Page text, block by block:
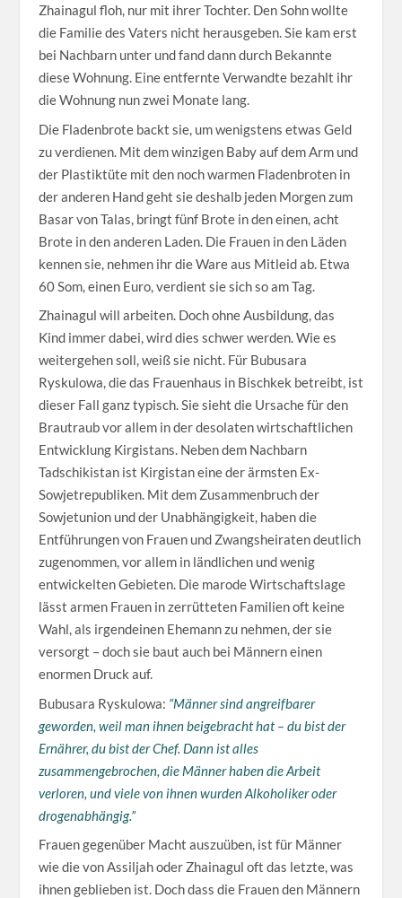
Zhainagul floh, nur mit ihrer Tochter. Den Sohn wollte
die Familie des Vaters nicht herausgeben. Sie kam erst
bei Nachbarn unter und fand dann durch Bekannte
diese Wohnung. Eine entfernte Verwandte bezahlt ihr
die Wohnung nun zwei Monate lang.
Die Fladenbrote backt sie, um wenigstens etwas Geld
zu verdienen. Mit dem winzigen Baby auf dem Arm und
der Plastiktüte mit den noch warmen Fladenbroten in
der anderen Hand geht sie deshalb jeden Morgen zum
Basar von Talas, bringt fünf Brote in den einen, acht
Brote in den anderen Laden. Die Frauen in den Läden
kennen sie, nehmen ihr die Ware aus Mitleid ab. Etwa
60 Som, einen Euro, verdient sie sich so am Tag.
Zhainagul will arbeiten. Doch ohne Ausbildung, das
Kind immer dabei, wird dies schwer werden. Wie es
weitergehen soll, weiß sie nicht. Für Bubusara
Ryskulowa, die das Frauenhaus in Bischkek betreibt, ist
dieser Fall ganz typisch. Sie sieht die Ursache für den
Brautraub vor allem in der desolaten wirtschaftlichen
Entwicklung Kirgistans. Neben dem Nachbarn
Tadschikistan ist Kirgistan eine der ärmsten Ex-
Sowjetrepubliken. Mit dem Zusammenbruch der
Sowjetunion und der Unabhängigkeit, haben die
Entführungen von Frauen und Zwangsheiraten deutlich
zugenommen, vor allem in ländlichen und wenig
entwickelten Gebieten. Die marode Wirtschaftslage
lässt armen Frauen in zerrütteten Familien oft keine
Wahl, als irgendeinen Ehemann zu nehmen, der sie
versorgt – doch sie baut auch bei Männern einen
enormen Druck auf.
Bubusara Ryskulowa: “Männer sind angreifbarer
geworden, weil man ihnen beigebracht hat – du bist der
Ernährer, du bist der Chef. Dann ist alles
zusammengebrochen, die Männer haben die Arbeit
verloren, und viele von ihnen wurden Alkoholiker oder
drogenabhängig.”
Frauen gegenüber Macht auszuüben, ist für Männer
wie die von Assiljah oder Zhainagul oft das letzte, was
ihnen geblieben ist. Doch dass die Frauen den Männern